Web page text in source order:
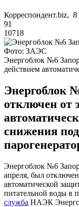
Корреспондент.biz, 8
91
10718
Фото: ЗАЭС
Энергоблок №6
действием
Энергоблок
отключен от
снижения
Энергоблок №6
апреля, был
автоматической
питательной воды в
служба НАЭК